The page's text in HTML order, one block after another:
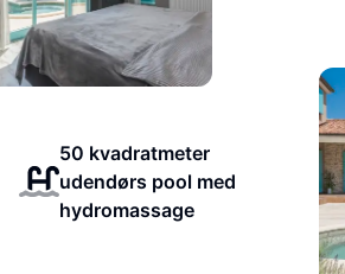
50 kvadratmeter
udendørs pool med
hydromassage